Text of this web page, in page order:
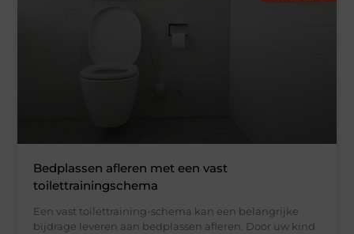
Bedplassen afleren met een vast
toilettrainingschema
Een vast toilettraining-schema kan een belangrijke
bijdrage leveren aan bedplassen afleren. Door uw kind